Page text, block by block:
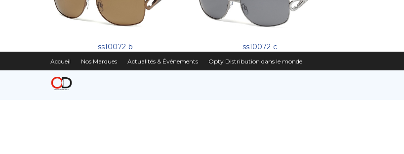
ss10072-b ss10072-c
Accueil Nos Marques Actualités & Événements Opty Distribution dans le monde